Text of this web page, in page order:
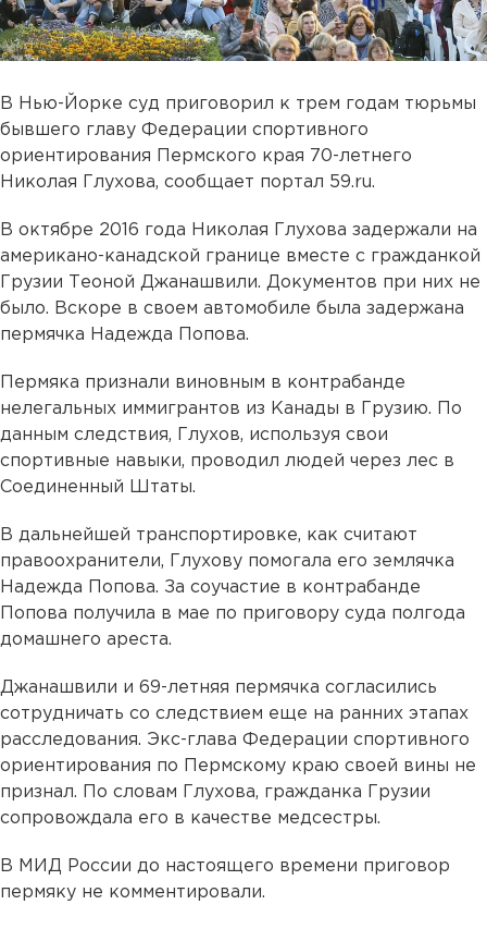
В Нью-Йорке суд приговорил к трем годам тюрьмы
бывшего главу Федерации спортивного
ориентирования Пермского края 70-летнего
Николая Глухова, сообщает портал 59.ru.
В октябре 2016 года Николая Глухова задержали на
американо-канадской границе вместе с гражданкой
Грузии Теоной Джанашвили. Документов при них не
было. Вскоре в своем автомобиле была задержана
пермячка Надежда Попова.
Пермяка признали виновным в контрабанде
нелегальных иммигрантов из Канады в Грузию. По
данным следствия, Глухов, используя свои
спортивные навыки, проводил людей через лес в
Соединенный Штаты.
В дальнейшей транспортировке, как считают
правоохранители, Глухову помогала его землячка
Надежда Попова. За соучастие в контрабанде
Попова получила в мае по приговору суда полгода
домашнего ареста.
Джанашвили и 69-летняя пермячка согласились
сотрудничать со следствием еще на ранних этапах
расследования. Экс-глава Федерации спортивного
ориентирования по Пермскому краю своей вины не
признал. По словам Глухова, гражданка Грузии
сопровождала его в качестве медсестры.
В МИД России до настоящего времени приговор
пермяку не комментировали.